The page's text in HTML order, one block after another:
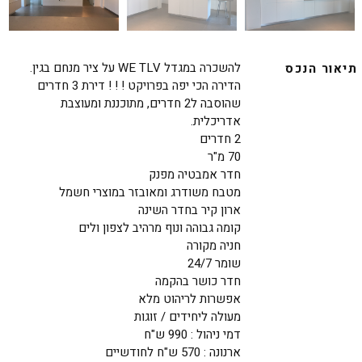
תיאור הנכס
להשכרה במגדל WE TLV על ציר מנחם בגין.
הדירה הכי יפה בפרויקט ! ! ! דירת 3 חדרים
שהוסבה ל2 חדרים, מתוכננת ומעוצבת
אדריכלית.
2 חדרים
70 מ"ר
חדר אמבטיה מפנק
מטבח משודרג ומאובזר במוצרי חשמל
ארון קיר בחדר השינה
קומה גבוהה ונוף מרהיב לצפון ולים
חניה מקורה
שומר 24/7
חדר כושר בהקמה
אפשרות לריהוט מלא
מעולה ליחידים / זוגות
דמי ניהול : 990 ש"ח
ארנונה : 570 ש"ח לחודשיים